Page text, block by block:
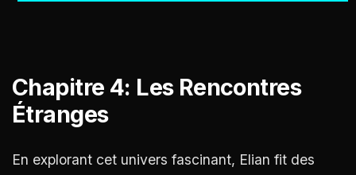
Chapitre 4: Les Rencontres
Étranges
En explorant cet univers fascinant, Elian fit des